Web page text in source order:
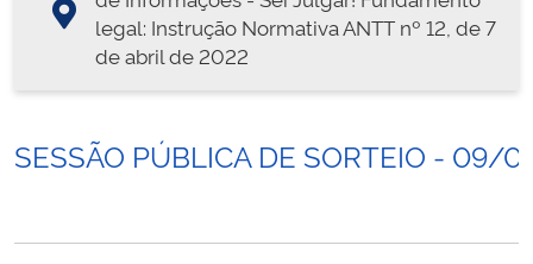
legal: Instrução Normativa ANTT nº 12, de 7
de abril de 2022
SESSÃO PÚBLICA DE SORTEIO - 09/